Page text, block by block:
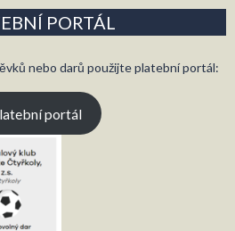
PORTÁL
nebo darů použijte platební portál:
portál